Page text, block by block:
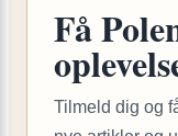
Få
Tilmeld dig og